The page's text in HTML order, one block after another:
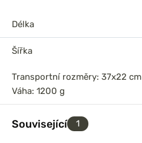
Délka
Šířka
Transportní rozměry: 37x22 cm
Váha: 1200 g
Související 1